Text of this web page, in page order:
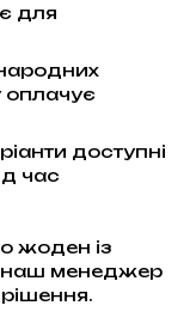
для
оплачує
доступні
час
жоден із
наш менеджер